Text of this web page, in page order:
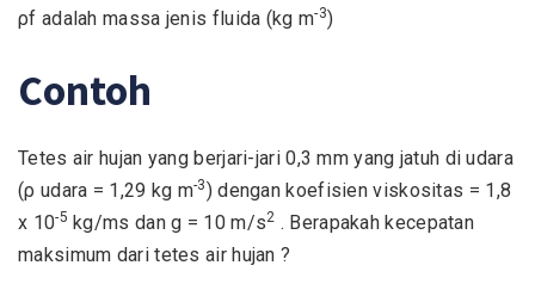
ρf adalah massa jenis fluida (kg m-3)
Contoh
Tetes air hujan yang berjari-jari 0,3 mm yang jatuh di udara
(ρ udara = 1,29 kg m-3) dengan koefisien viskositas = 1,8
x 10-5 kg/ms dan g = 10 m/s2 . Berapakah kecepatan
maksimum dari tetes air hujan ?